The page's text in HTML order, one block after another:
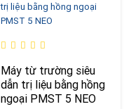
Máy từ trường siêu
dẫn trị liệu bằng hồng
ngoại PMST 5 NEO